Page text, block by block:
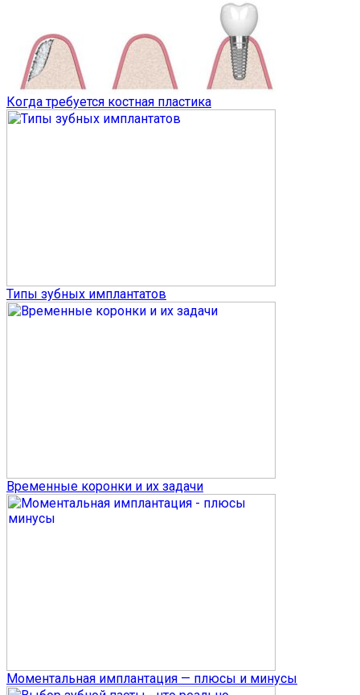
Когда требуется костная пластика
Типы зубных имплантатов
Временные коронки и их задачи
Моментальная имплантация — плюсы и минусы